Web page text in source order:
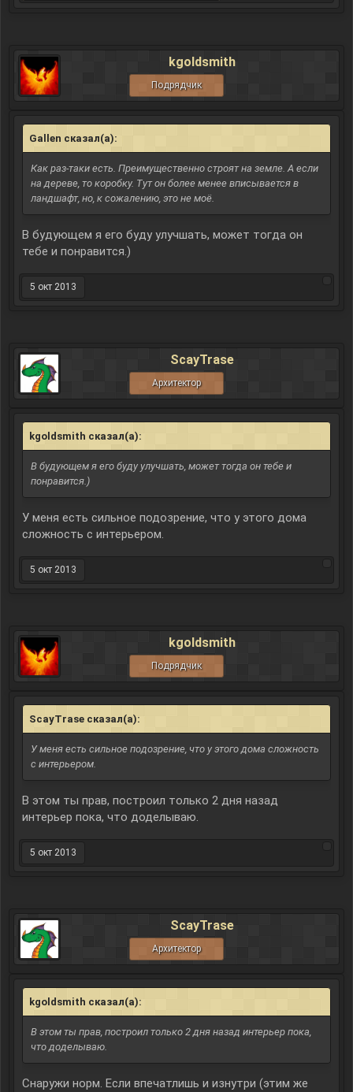
kgoldsmith
Подрядчик
Gallen сказал(а):
Как раз-таки есть. Преимущественно строят на земле. А если
на дереве, то коробку. Тут он более менее вписывается в
ландшафт, но, к сожалению, это не моё.
В будующем я его буду улучшать, может тогда он
тебе и понравится.)
5 окт 2013
ScayTrase
Архитектор
kgoldsmith сказал(а):
В будующем я его буду улучшать, может тогда он тебе и
понравится.)
У меня есть сильное подозрение, что у этого дома
сложность с интерьером.
5 окт 2013
kgoldsmith
Подрядчик
ScayTrase сказал(а):
У меня есть сильное подозрение, что у этого дома сложность
с интерьером.
В этом ты прав, построил только 2 дня назад
интерьер пока, что доделываю.
5 окт 2013
ScayTrase
Архитектор
kgoldsmith сказал(а):
В этом ты прав, построил только 2 дня назад интерьер пока,
что доделываю.
Снаружи норм. Если впечатлишь и изнутри (этим же